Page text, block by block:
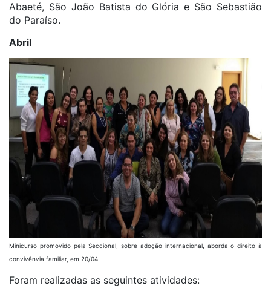
Abaeté, São João Batista do Glória e São Sebastião
do Paraíso.
Abril
Minicurso promovido pela Seccional, sobre adoção internacional, aborda o direito à
convivênvia familiar, em 20/04.
Foram realizadas as seguintes atividades: